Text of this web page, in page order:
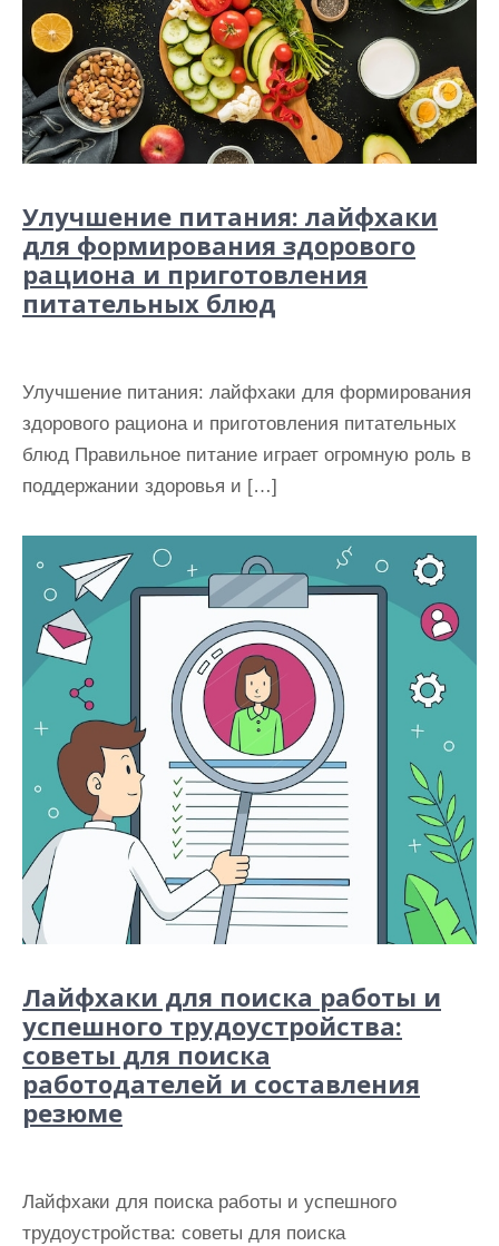
Улучшение питания: лайфхаки
для формирования здорового
рациона и приготовления
питательных блюд
Улучшение питания: лайфхаки для формирования
здорового рациона и приготовления питательных
блюд Правильное питание играет огромную роль в
поддержании здоровья и […]
Лайфхаки для поиска работы и
успешного трудоустройства:
советы для поиска
работодателей и составления
резюме
Лайфхаки для поиска работы и успешного
трудоустройства: советы для поиска